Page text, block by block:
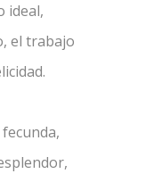
ideal,
el trabajo